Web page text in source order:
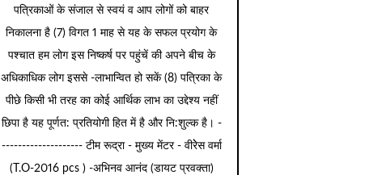
पत्रिकाओं के संजाल से स्वयं व आप लोगों को बाहर
निकालना है (7) विगत 1 माह से यह के सफल प्रयोग के
पश्चात हम लोग इस निष्कर्ष पर पहुंचें की अपने बीच के
अधिकाधिक लोग इससे -लाभान्वित हो सकें (8) पत्रिका के
पीछे किसी भी तरह का कोई आर्थिक लाभ का उद्देश्य नहीं
छिपा है यह पूर्णत: प्रतियोगी हित में है और नि:शुल्क है। -
-------------------- टीम रूद्रा - मुख्य मेंटर - वीरेेस वर्मा
(T.O-2016 pcs ) -अभिनव आनंद (डायट प्रवक्ता)